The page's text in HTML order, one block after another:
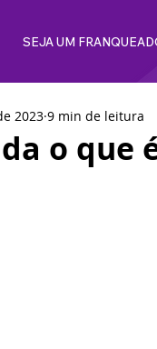
SEJA UM
o que
2023 9 min de leitura